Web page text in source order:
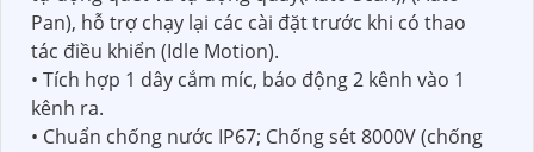
Pan), hỗ trợ chạy lại các cài đặt trước khi có thao
tác điều khiển (Idle Motion).
• Tích hợp 1 dây cắm míc, báo động 2 kênh vào 1
kênh ra.
• Chuẩn chống nước IP67; Chống sét 8000V (chống